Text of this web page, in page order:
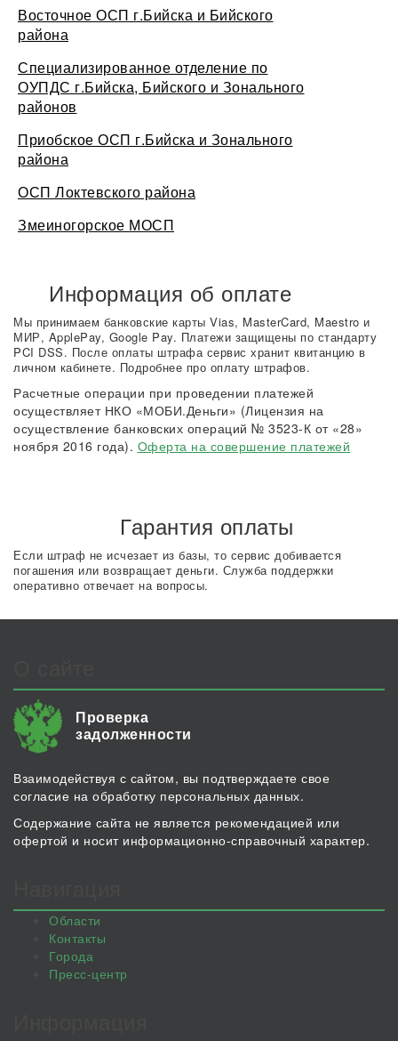
Восточное ОСП г.Бийска и Бийского
района
Специализированное отделение по
ОУПДС г.Бийска, Бийского и Зонального
районов
Приобское ОСП г.Бийска и Зонального
района
ОСП Локтевского района
Змеиногорское МОСП
Информация об оплате
Мы принимаем банковские карты Vias, MasterCard, Maestro и
МИР, ApplePay, Google Pay. Платежи защищены по стандарту
PCI DSS. После оплаты штрафа сервис хранит квитанцию в
личном кабинете. Подробнее про оплату штрафов.
Расчетные операции при проведении платежей
осуществляет НКО «МОБИ.Деньги» (Лицензия на
осуществление банковских операций № 3523-К от «28»
ноября 2016 года). Оферта на совершение платежей
Гарантия оплаты
Если штраф не исчезает из базы, то сервис добивается
погашения или возвращает деньги. Служба поддержки
оперативно отвечает на вопросы.
Проверка
задолженности
Взаимодействуя с сайтом, вы подтверждаете свое
согласие на обработку персональных данных.
Содержание сайта не является рекомендацией или
офертой и носит информационно-справочный характер.
Области
Контакты
Города
Пресс-центр